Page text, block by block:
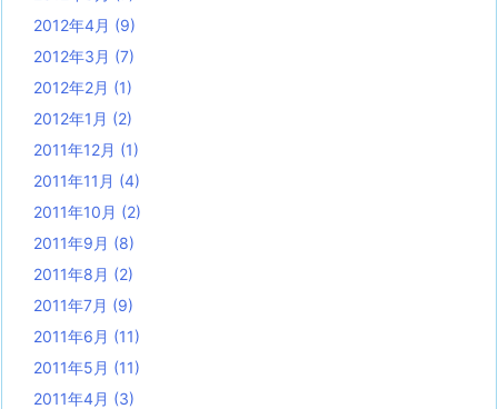
2012年4月 (9)
2012年3月 (7)
2012年2月 (1)
2012年1月 (2)
2011年12月 (1)
2011年11月 (4)
2011年10月 (2)
2011年9月 (8)
2011年8月 (2)
2011年7月 (9)
2011年6月 (11)
2011年5月 (11)
2011年4月 (3)